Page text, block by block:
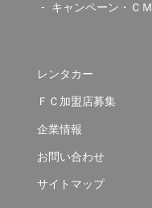
キャンペーン・ＣＭ
レンタカー
ＦＣ加盟店募集
企業情報
お問い合わせ
サイトマップ